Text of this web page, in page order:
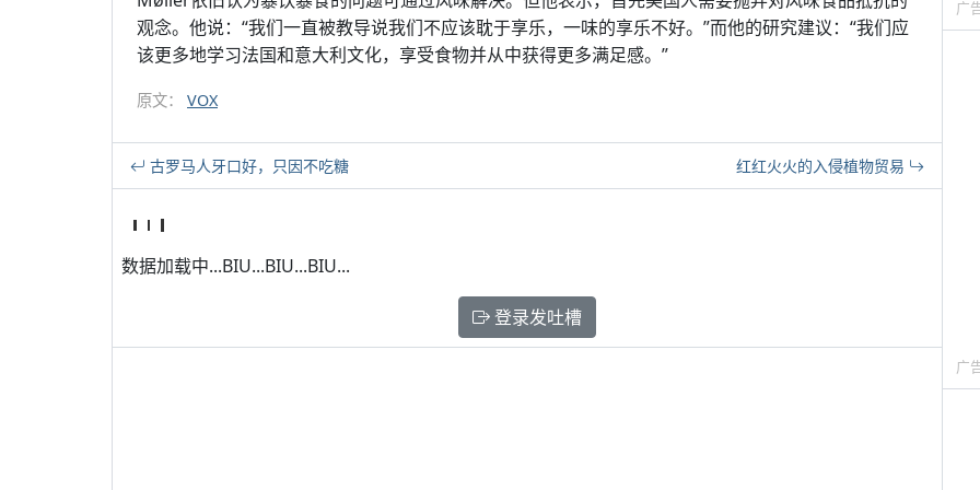
观念。他说：“我们一直被教导说我们不应该耽于享乐，一味的享乐不好。”而他的研究建议：“我们应
该更多地学习法国和意大利文化，享受食物并从中获得更多满足感。”
原文： VOX
古罗马人牙口好，只因不吃糖 红红火火的入侵植物贸易
数据加载中...BIU...BIU...BIU...
登录发吐槽
广
广